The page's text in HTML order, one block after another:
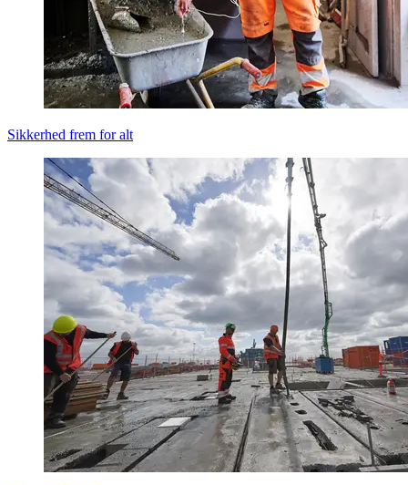
Sikkerhed frem for alt